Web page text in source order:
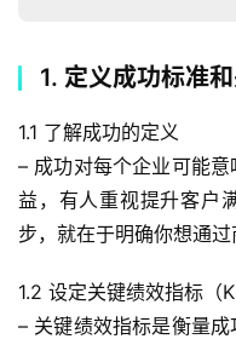
1. 定义成功标准
1.1 了解成功的定义
– 成功对每个企业可能
益，有人重视提升客户
步，就在于明确你想通过
1.2 设定关键绩效指标（
– 关键绩效指标是衡量